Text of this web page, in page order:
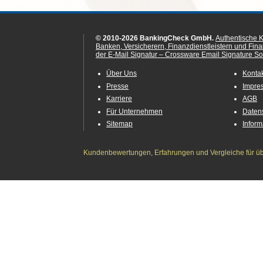
© 2010-2026 BankingCheck GmbH. Authentische
Banken, Versicherern, Finanzdienstleistern und
der E-Mail Signatur – Crossware Email Signature
Über Uns
Presse
Karriere
Für Unternehmen
Sitemap
AGB
Kundenbewertungen, Erfahrungen und Vergleiche für